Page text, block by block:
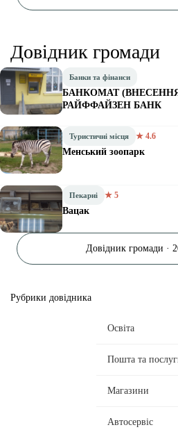
Довідник громади
Банки та фінанси
БАНКОМАТ
РАЙФФАЙЗЕН БАНК
Туристичні місця ★ 4.6
Менський зоопарк
Пекарні ★ 5
Вацак
Довідник громади ·
Рубрики довідника
Освіта
Пошта та
Магазини
Автосервіс